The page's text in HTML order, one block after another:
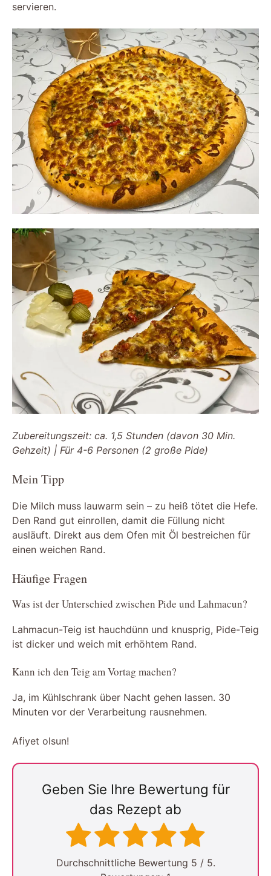
servieren.
Zubereitungszeit: ca. 1,5 Stunden (davon 30 Min.
Gehzeit) | Für 4-6 Personen (2 große Pide)
Mein Tipp
Die Milch muss lauwarm sein – zu heiß tötet die Hefe.
Den Rand gut einrollen, damit die Füllung nicht
ausläuft. Direkt aus dem Ofen mit Öl bestreichen für
einen weichen Rand.
Häufige Fragen
Was ist der Unterschied zwischen Pide und Lahmacun?
Lahmacun-Teig ist hauchdünn und knusprig, Pide-Teig
ist dicker und weich mit erhöhtem Rand.
Kann ich den Teig am Vortag machen?
Ja, im Kühlschrank über Nacht gehen lassen. 30
Minuten vor der Verarbeitung rausnehmen.
Afiyet olsun!
Geben Sie Ihre Bewertung für
das Rezept ab
Durchschnittliche Bewertung 5 / 5.